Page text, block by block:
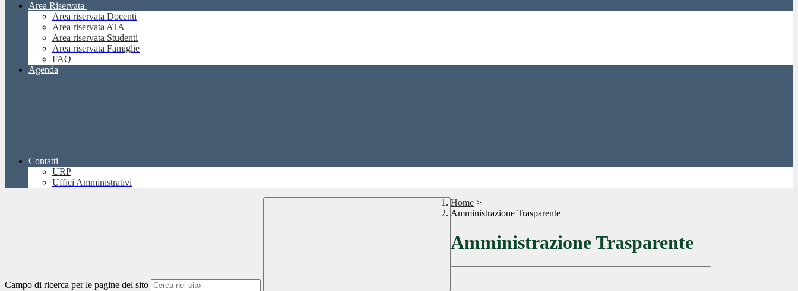
Area Riservata
Area riservata Docenti
Area riservata ATA
Area riservata Studenti
Area riservata Famiglie
FAQ
Agenda
Contatti
URP
Uffici Amministrativi
Campo di ricerca per le pagine del sito
Home >
Amministrazione Trasparente
Amministrazione Trasparente